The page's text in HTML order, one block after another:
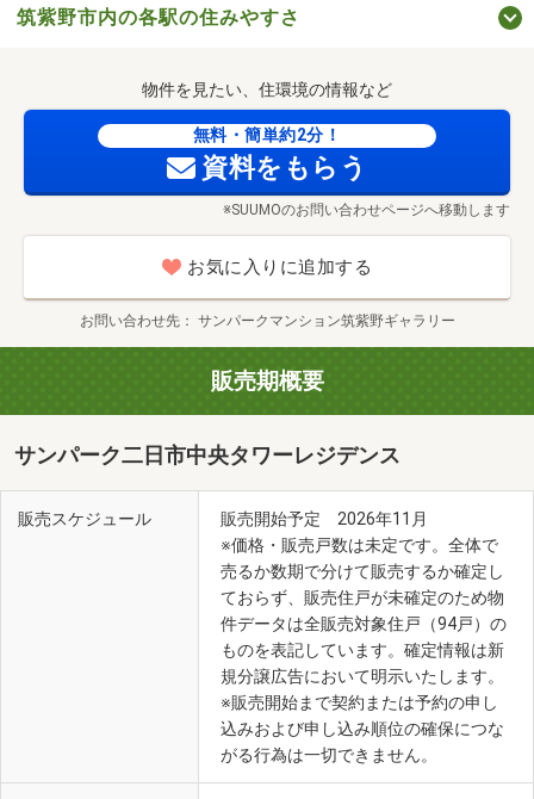
筑紫野市内の各駅の住みやすさ
物件を見たい、住環境の情報など
無料・簡単約2分！
資料をもらう
※SUUMOのお問い合わせページへ移動します
お気に入りに追加する
お問い合わせ先 サンパークマンション筑紫野ギャラリー
販売期概要
サンパーク二日市中央タワーレジデンス
販売スケジュール
販売開始予定 2026年11月
※価格・販売戸数は未定です。全体で
売るか数期で分けて販売するか確定し
ておらず、販売住戸が未確定のため物
件データは全販売対象住戸（94戸）の
ものを表記しています。確定情報は新
規分譲広告において明示いたします。
※販売開始まで契約または予約の申し
込みおよび申し込み順位の確保につな
がる行為は一切できません。